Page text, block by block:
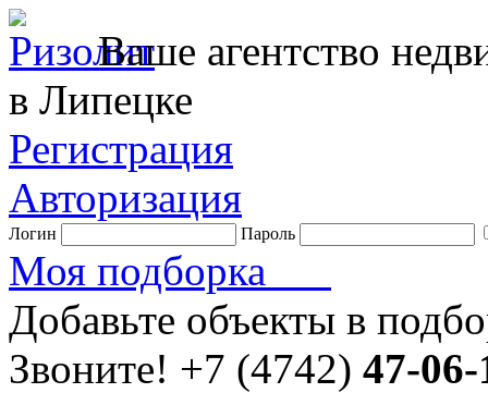
Ваше агентство
в Липецке
Регистрация
Авторизация
Логин Пароль
Моя подборка
Добавьте объекты в
Звоните! +7 (4742) 47-06-